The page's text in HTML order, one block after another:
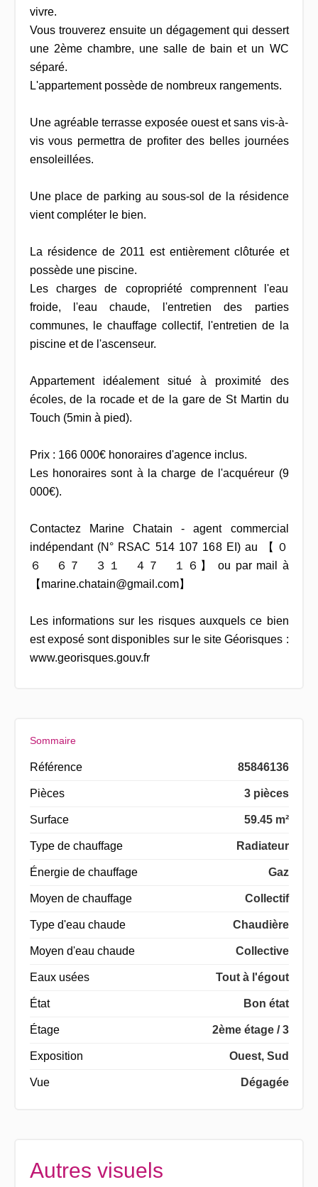
vivre.
Vous trouverez ensuite un dégagement qui dessert
une 2ème chambre, une salle de bain et un WC
séparé.
L'appartement possède de nombreux rangements.
Une agréable terrasse exposée ouest et sans vis-à-
vis vous permettra de profiter des belles journées
ensoleillées.
Une place de parking au sous-sol de la résidence
vient compléter le bien.
La résidence de 2011 est entièrement clôturée et
possède une piscine.
Les charges de copropriété comprennent l'eau
froide, l'eau chaude, l'entretien des parties
communes, le chauffage collectif, l'entretien de la
piscine et de l'ascenseur.
Appartement idéalement situé à proximité des
écoles, de la rocade et de la gare de St Martin du
Touch (5min à pied).
Prix : 166 000€ honoraires d'agence inclus.
Les honoraires sont à la charge de l'acquéreur (9
000€).
Contactez Marine Chatain - agent commercial
indépendant (N° RSAC 514 107 168 EI) au 【 ０
６ ６７ ３１ ４７ １６】 ou par mail à
【marine.chatain@gmail.com】
Les informations sur les risques auxquels ce bien
est exposé sont disponibles sur le site Géorisques :
www.georisques.gouv.fr
Sommaire
Référence 85846136
Pièces 3 pièces
Surface 59.45 m²
Type de chauffage Radiateur
Énergie de chauffage Gaz
Moyen de chauffage Collectif
Type d'eau chaude Chaudière
Moyen d'eau chaude Collective
Eaux usées Tout à l'égout
État Bon état
Étage 2ème étage / 3
Exposition Ouest, Sud
Vue Dégagée
Autres visuels